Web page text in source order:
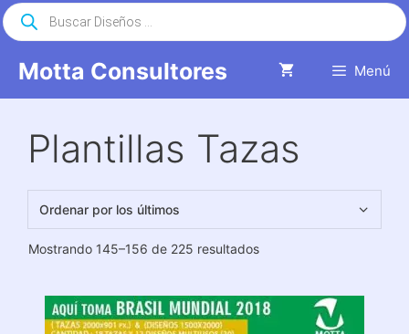
Saltar
al
Motta Consultores Menú
Búsqueda
de
productos
Plantillas Tazas
Mostrando 145–156 de 225 resultadosOrdenado
últimos